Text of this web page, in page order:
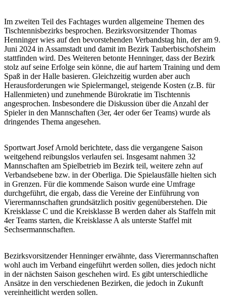
Im zweiten Teil des Fachtages wurden allgemeine Themen des
Tischtennisbezirks besprochen. Bezirksvorsitzender Thomas
Henninger wies auf den bevorstehenden Verbandstag hin, der am 9.
Juni 2024 in Assamstadt und damit im Bezirk Tauberbischofsheim
stattfinden wird. Des Weiteren betonte Henninger, dass der Bezirk
stolz auf seine Erfolge sein könne, die auf hartem Training und dem
Spaß in der Halle basieren. Gleichzeitig wurden aber auch
Herausforderungen wie Spielermangel, steigende Kosten (z.B. für
Hallenmieten) und zunehmende Bürokratie im Tischtennis
angesprochen. Insbesondere die Diskussion über die Anzahl der
Spieler in den Mannschaften (3er, 4er oder 6er Teams) wurde als
dringendes Thema angesehen.
Sportwart Josef Arnold berichtete, dass die vergangene Saison
weitgehend reibungslos verlaufen sei. Insgesamt nahmen 32
Mannschaften am Spielbetrieb im Bezirk teil, weitere zehn auf
Verbandsebene bzw. in der Oberliga. Die Spielausfälle hielten sich
in Grenzen. Für die kommende Saison wurde eine Umfrage
durchgeführt, die ergab, dass die Vereine der Einführung von
Vierermannschaften grundsätzlich positiv gegenüberstehen. Die
Kreisklasse C und die Kreisklasse B werden daher als Staffeln mit
4er Teams starten, die Kreisklasse A als unterste Staffel mit
Sechsermannschaften.
Bezirksvorsitzender Henninger erwähnte, dass Vierermannschaften
wohl auch im Verband eingeführt werden sollen, dies jedoch nicht
in der nächsten Saison geschehen wird. Es gibt unterschiedliche
Ansätze in den verschiedenen Bezirken, die jedoch in Zukunft
vereinheitlicht werden sollen.